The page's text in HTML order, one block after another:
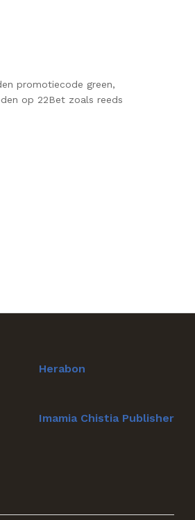
promotiecode green,
op 22Bet zoals reeds
Herabon
Imamia Chistia Publisher